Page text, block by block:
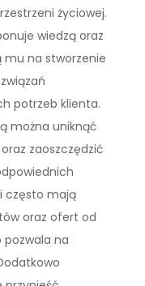
życiowej.
wiedzą oraz
mu na stworzenie
potrzeb klienta.
można uniknąć
zaoszczędzić
często mają
oraz ofert od
na